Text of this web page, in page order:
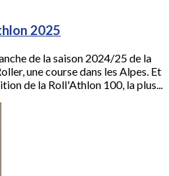
2025
de la saison 2024/25 de la
une course dans les Alpes. Et
de la Roll'Athlon 100, la plus...